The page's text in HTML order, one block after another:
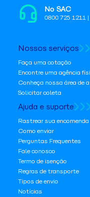
No SAC
0800 725 1211
Nossos serviços
Faça uma cotação
Encontre uma agência
Conheça nossa área de
Solicitar coleta
Ajuda e suporte
Rastrear sua encomenda
Como enviar
Perguntas Frequentes
Fale conosco
Termo de isenção
Regras de transporte
Tipos de envio
Notícias